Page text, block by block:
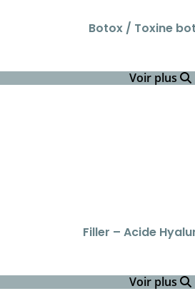
Botox / Toxine
Voir plus
Filler – Acide
Voir plus